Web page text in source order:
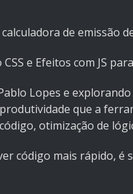
de emissão
e Efeitos com JS
Lopes e
que a
otimização de
código mais rápido,